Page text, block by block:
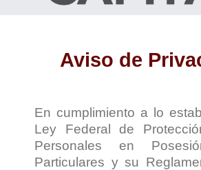
Aviso de
En cumplimiento a lo
Ley Federal de
Personales en
Particulares y su